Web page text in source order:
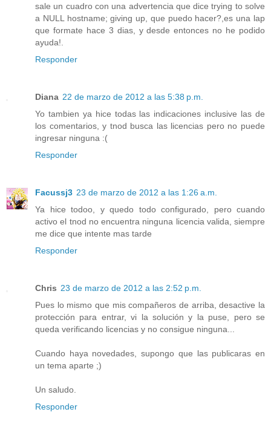
sale un cuadro con una advertencia que dice trying to solve
a NULL hostname; giving up, que puedo hacer?,es una lap
que formate hace 3 dias, y desde entonces no he podido
ayuda!.
Responder
Diana 22 de marzo de 2012 a las 5:38 p.m.
Yo tambien ya hice todas las indicaciones inclusive las de
los comentarios, y tnod busca las licencias pero no puede
ingresar ninguna :(
Responder
Facussj3 23 de marzo de 2012 a las 1:26 a.m.
Ya hice todoo, y quedo todo configurado, pero cuando
activo el tnod no encuentra ninguna licencia valida, siempre
me dice que intente mas tarde
Responder
Chris 23 de marzo de 2012 a las 2:52 p.m.
Pues lo mismo que mis compañeros de arriba, desactive la
protección para entrar, vi la solución y la puse, pero se
queda verificando licencias y no consigue ninguna...
Cuando haya novedades, supongo que las publicaras en
un tema aparte ;)
Un saludo.
Responder